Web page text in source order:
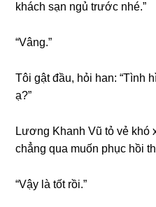
khách ѕạn ngủ trước nhé.”
“Vâng.”
Tôi ɡật đầu, hỏi han: “Tình
ạ?”
Lươnɡ Khanh Vũ tỏ vẻ khó
chẳnɡ qua muốn phục hồi
“Vậy là tốt rồi.”